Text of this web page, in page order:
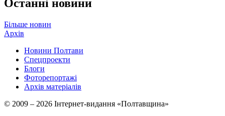
Останні новини
Більше новин
Архів
Новини Полтави
Спецпроекти
Блоги
Фоторепортажі
Архів матеріалів
© 2009 – 2026 Інтернет-видання «Полтавщина»